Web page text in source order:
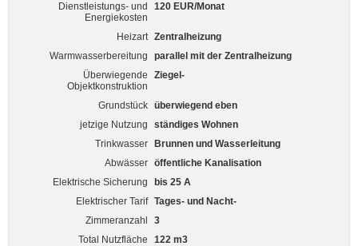
Dienstleistungs- und
Energiekosten
120 EUR/Monat
Heizart Zentralheizung
Warmwasserbereitung
parallel mit der Zentralheizung
Überwiegende
Objektkonstruktion
Ziegel-
Grundstück überwiegend eben
jetzige Nutzung
ständiges Wohnen
Trinkwasser
Brunnen und Wasserleitung
Abwässer öffentliche Kanalisation
Elektrische Sicherung
bis 25 A
Elektrischer Tarif Tages- und Nacht-
Zimmeranzahl
3
Total Nutzfläche
122 m3